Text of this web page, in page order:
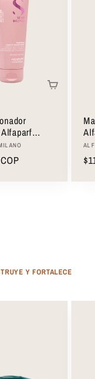
Di Lino
In
200ml
Di
Y FORTALECE